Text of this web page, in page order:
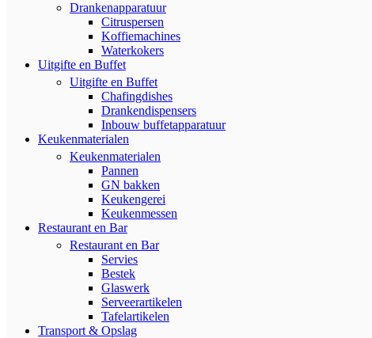
Drankenapparatuur
Citruspersen
Koffiemachines
Waterkokers
Uitgifte en Buffet
Uitgifte en Buffet
Chafingdishes
Drankendispensers
Inbouw buffetapparatuur
Keukenmaterialen
Keukenmaterialen
Pannen
GN bakken
Keukengerei
Keukenmessen
Restaurant en Bar
Restaurant en Bar
Servies
Bestek
Glaswerk
Serveerartikelen
Tafelartikelen
Transport & Opslag